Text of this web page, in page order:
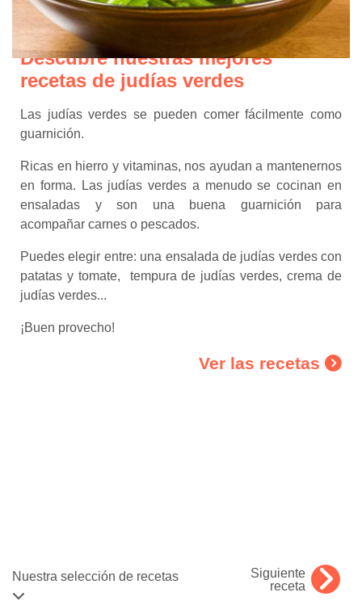
Descubre nuestras mejores
recetas de judías verdes
Las judías verdes se pueden comer fácilmente como
guarnición.
Ricas en hierro y vitaminas, nos ayudan a mantenernos
en forma. Las judías verdes a menudo se cocinan en
ensaladas y son una buena guarnición para
acompañar carnes o pescados.
Puedes elegir entre: una ensalada de judías verdes con
patatas y tomate, tempura de judías verdes, crema de
judías verdes...
¡Buen provecho!
Ver las recetas
Nuestra selección de recetas
Siguiente
receta